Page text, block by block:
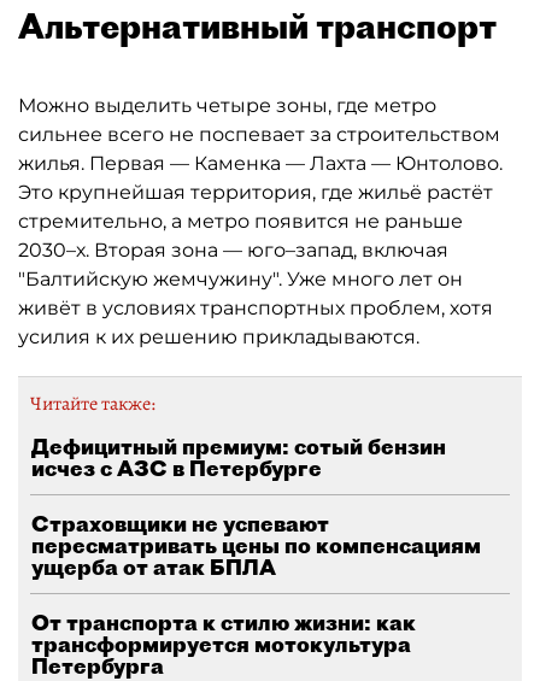
Альтернативный транспорт
Можно выделить четыре зоны, где метро
сильнее всего не поспевает за строительством
жилья. Первая — Каменка — Лахта — Юнтолово.
Это крупнейшая территория, где жильё растёт
стремительно, а метро появится не раньше
2030–х. Вторая зона — юго–запад, включая
"Балтийскую жемчужину". Уже много лет он
живёт в условиях транспортных проблем, хотя
усилия к их решению прикладываются.
Читайте также:
Дефицитный премиум: сотый бензин
исчез с АЗС в Петербурге
Страховщики не успевают
пересматривать цены по компенсациям
ущерба от атак БПЛА
От транспорта к стилю жизни: как
трансформируется мотокультура
Петербурга